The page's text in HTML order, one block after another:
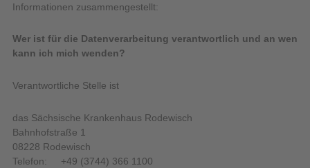
Informationen zusammengestellt:
Wer ist für die Datenverarbeitung verantwortlich und an wen
kann ich mich wenden?
Verantwortliche Stelle ist
das Sächsische Krankenhaus Rodewisch
Bahnhofstraße 1
08228 Rodewisch
Telefon: +49 (3744) 366 1100